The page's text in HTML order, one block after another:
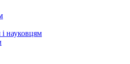
науковцям